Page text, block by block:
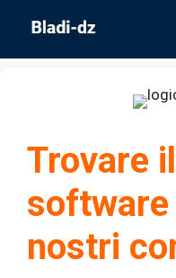
contenuto
Trovare
nostri